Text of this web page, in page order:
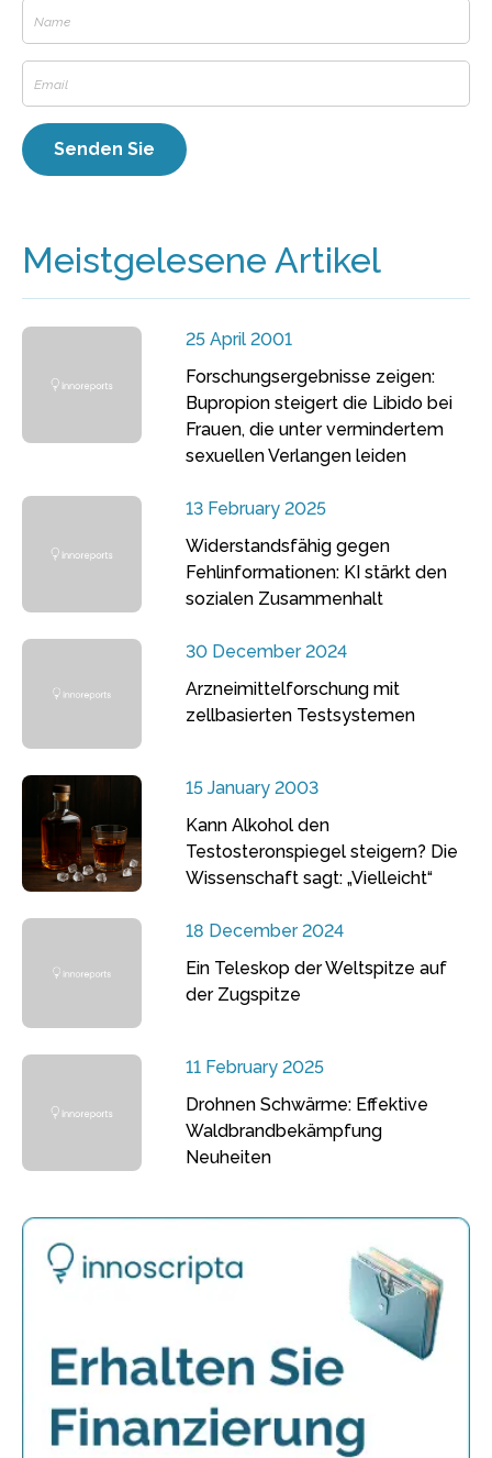
Meistgelesene Artikel
25 April 2001
Forschungsergebnisse zeigen:
Bupropion steigert die Libido bei
Frauen, die unter vermindertem
sexuellen Verlangen leiden
13 February 2025
Widerstandsfähig gegen
Fehlinformationen: KI stärkt den
sozialen Zusammenhalt
30 December 2024
Arzneimittelforschung mit
zellbasierten Testsystemen
15 January 2003
Kann Alkohol den
Testosteronspiegel steigern? Die
Wissenschaft sagt: „Vielleicht“
18 December 2024
Ein Teleskop der Weltspitze auf
der Zugspitze
11 February 2025
Drohnen Schwärme: Effektive
Waldbrandbekämpfung
Neuheiten